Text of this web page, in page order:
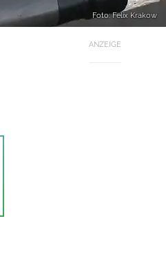
Foto: Felix Krakow
ANZEIGE